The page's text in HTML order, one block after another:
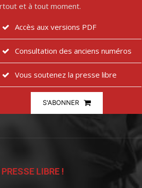
et à tout moment.
Accès aux versions PDF
Consultation des anciens numéros
Vous soutenez la presse libre
S'ABONNER
LIBRE !